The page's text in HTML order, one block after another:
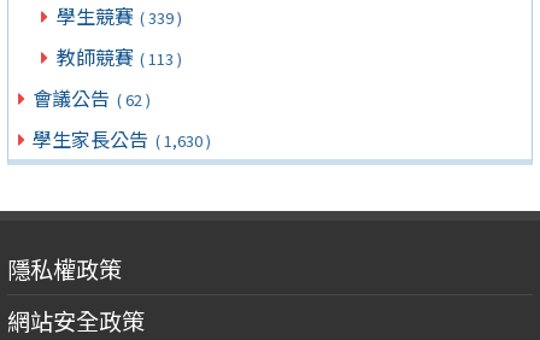
學生競賽 ( 339 )
教師競賽 ( 113 )
會議公告 ( 62 )
學生家長公告 ( 1,630 )
隱私權政策
網站安全政策